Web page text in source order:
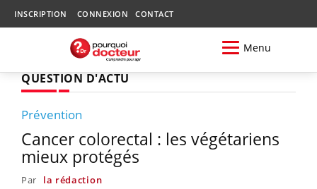
INSCRIPTION CONNEXION CONTACT
Menu
QUESTION D'ACTU
Prévention
Cancer colorectal : les végétariens
mieux protégés
Par la rédaction